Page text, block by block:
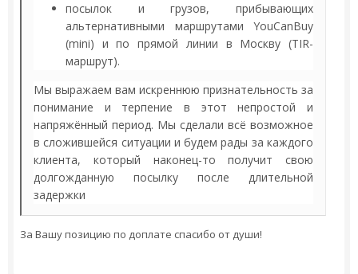
посылок и грузов, прибывающих
альтернативными маршрутами YouCanBuy
(mini) и по прямой линии в Москву (TIR-
маршрут).
Мы выражаем вам искреннюю признательность за
понимание и терпение в этот непростой и
напряжённый период. Мы сделали всё возможное
в сложившейся ситуации и будем рады за каждого
клиента, который наконец-то получит свою
долгожданную посылку после длительной
задержки
За Вашу позицию по доплате спасибо от души!